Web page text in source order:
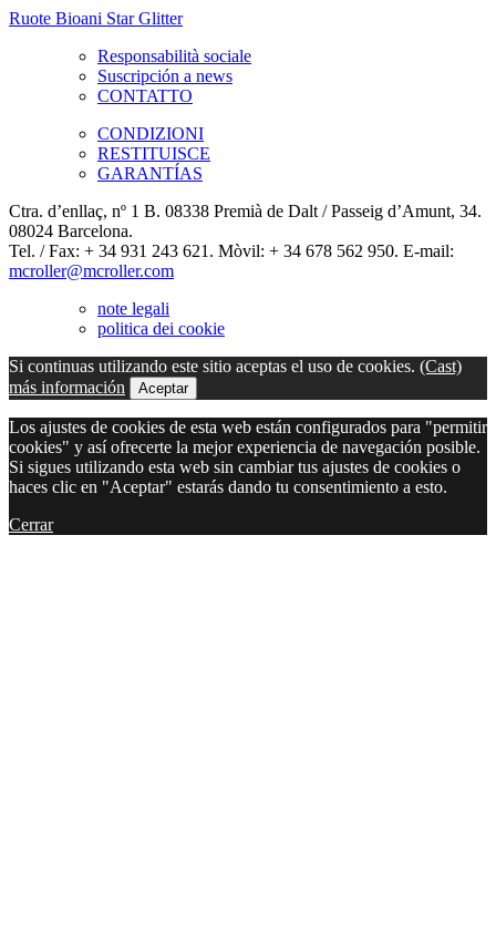
Ruote Bioani Star Glitter
Responsabilità sociale
Suscripción a news
CONTATTO
CONDIZIONI
RESTITUISCE
GARANTÍAS
Ctra. d’enllaç, nº 1 B. 08338 Premià de Dalt / Passeig d’Amunt, 34.
08024 Barcelona.
Tel. / Fax: + 34 931 243 621. Mòvil: + 34 678 562 950. E-mail:
mcroller@mcroller.com
note legali
politica dei cookie
Si continuas utilizando este sitio aceptas el uso de cookies. (Cast)
más información
Aceptar
Los ajustes de cookies de esta web están configurados para "permitir
cookies" y así ofrecerte la mejor experiencia de navegación posible.
Si sigues utilizando esta web sin cambiar tus ajustes de cookies o
haces clic en "Aceptar" estarás dando tu consentimiento a esto.
Cerrar